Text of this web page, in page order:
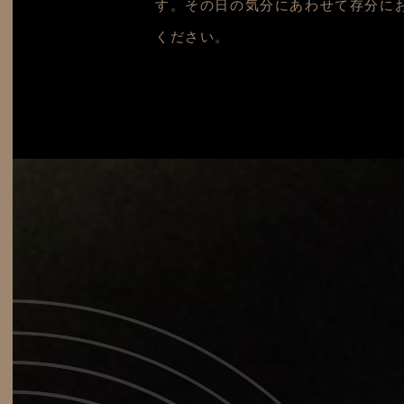
す。その日の気分にあわせて存分に
ください。